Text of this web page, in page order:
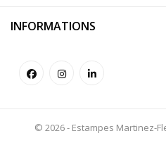
INFORMATIONS
© 2026 - Estampes Martinez-